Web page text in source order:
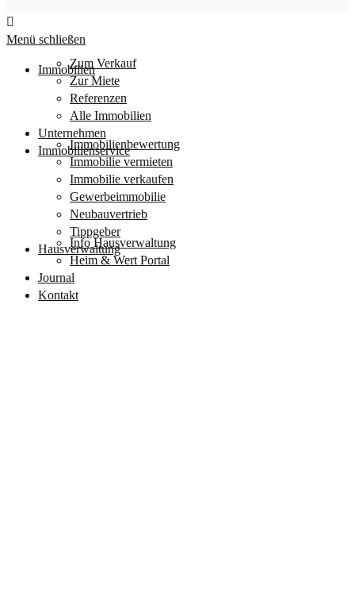
Menü schließen
ImmobilienZum Verkauf
Zur Miete
Referenzen
Alle Immobilien
Unternehmen
Immobilienservice
Immobilienbewertung
Immobilie vermieten
Immobilie verkaufen
Gewerbeimmobilie
Neubauvertrieb
Tippgeber
Hausverwaltung
Info Hausverwaltung
Heim & Wert Portal
Journal
Kontakt